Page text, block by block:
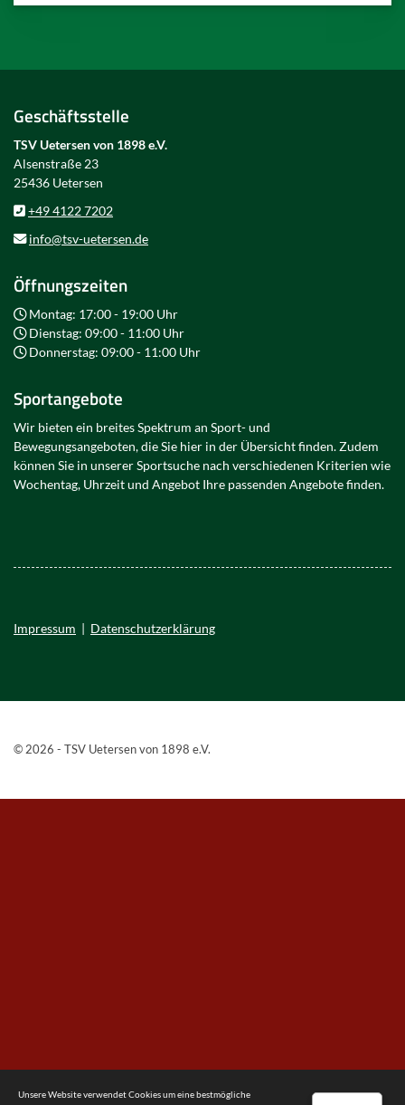
Geschäftsstelle
TSV Uetersen von 1898 e.V.
Alsenstraße 23
25436 Uetersen
+49 4122 7202
info@tsv-uetersen.de
Öffnungszeiten
Montag: 17:00 - 19:00 Uhr
Dienstag: 09:00 - 11:00 Uhr
Donnerstag: 09:00 - 11:00 Uhr
Sportangebote
Wir bieten ein breites Spektrum an Sport- und
Bewegungsangeboten, die Sie hier in der Übersicht finden. Zudem
können Sie in unserer Sportsuche nach verschiedenen Kriterien wie
Wochentag, Uhrzeit und Angebot Ihre passenden Angebote finden.
Impressum | Datenschutzerklärung
© 2026 - TSV Uetersen von 1898 e.V.
Unsere Website verwendet Cookies um eine bestmögliche